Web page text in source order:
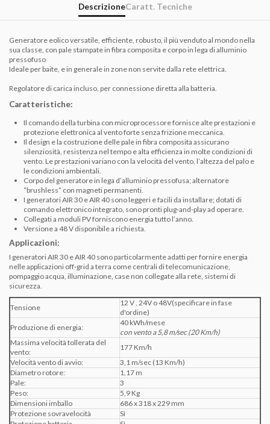
DescrizioneCaratt. Tecniche
Generatore eolico versatile, efficiente, robusto, il più venduto al mondo nella
sua classe, con pale stampate in fibra composita e corpo in lega di alluminio
pressofuso
Ideale per baite, e in generale in zone non servite dalla rete elettrica.
Regolatore di carica incluso, per connessione diretta alla batteria.
Caratteristiche:
Il comando della turbina con microprocessore fornisce alte prestazioni e
protezione elettronica al vento forte senza frizione meccanica.
Il design e la costruzione delle pale in fibra composita assicurano
silenziosità, resistenza nel tempo e alta efficienza in molte condizioni di
vento. Le prestazioni variano con la velocità del vento, l’altezza del palo e
le condizioni ambientali.
Corpo del generatore in lega d’alluminio pressofusa; alternatore
“brushless” con magneti permanenti.
I generatori AIR 30 e AIR 40 sono leggeri e facili da installare; dotati di
comando elettronico integrato, sono pronti plug-and-play ad operare.
Collegati a moduli PV forniscono energia tutto l’anno.
Versione a 48 V disponibile a richiesta.
Applicazioni:
I generatori AIR 30 e AIR 40 sono particolarmente adatti per fornire energia
nelle applicazioni off-grid a terra come centrali di telecomunicazione,
pompaggio acqua, illuminazione, case non collegate alla rete, sistemi di
sicurezza.
Tensione
12 V , 24V o 48V(specificare in fase
d'ordine)
Produzione di energia:
40 kWh/mese
con vento a 5,8 m/sec (20 Km/h)
Massima velocità tollerata del
vento:
177 Km/h
Velocità vento di avvio:
3,1 m/sec (13 Km/h)
Diametro rotore:
1,17 m
Pale:
3
Peso:
5,9 Kg
Dimensioni imballo
686 x 318 x 229 mm
Protezione sovravelocità
Sì